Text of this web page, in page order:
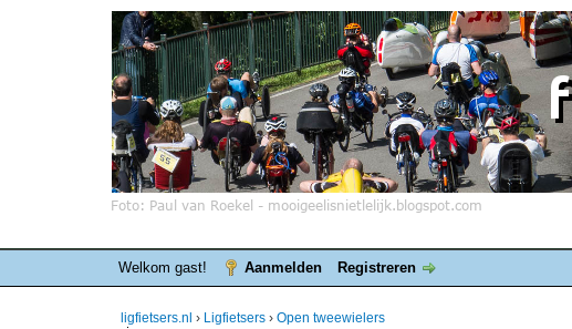
Welkom gast! Aanmelden Registreren
ligfietsers.nl › Ligfietsers ›Open tweewielers